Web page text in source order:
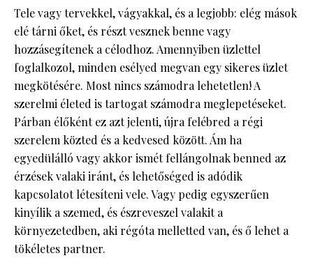
Tele vagy tervekkel, vágyakkal, és a legjobb: elég mások
elé tárni őket, és részt vesznek benne vagy
hozzásegítenek a célodhoz. Amennyiben üzlettel
foglalkozol, minden esélyed megvan egy sikeres üzlet
megkötésére. Most nincs számodra lehetetlen! A
szerelmi életed is tartogat számodra meglepetéseket.
Párban élőként ez azt jelenti, újra felébred a régi
szerelem közted és a kedvesed között. Ám ha
egyedülálló vagy akkor ismét fellángolnak benned az
érzések valaki iránt, és lehetőséged is adódik
kapcsolatot létesíteni vele. Vagy pedig egyszerűen
kinyílik a szemed, és észreveszel valakit a
környezetedben, aki régóta melletted van, és ő lehet a
tökéletes partner.